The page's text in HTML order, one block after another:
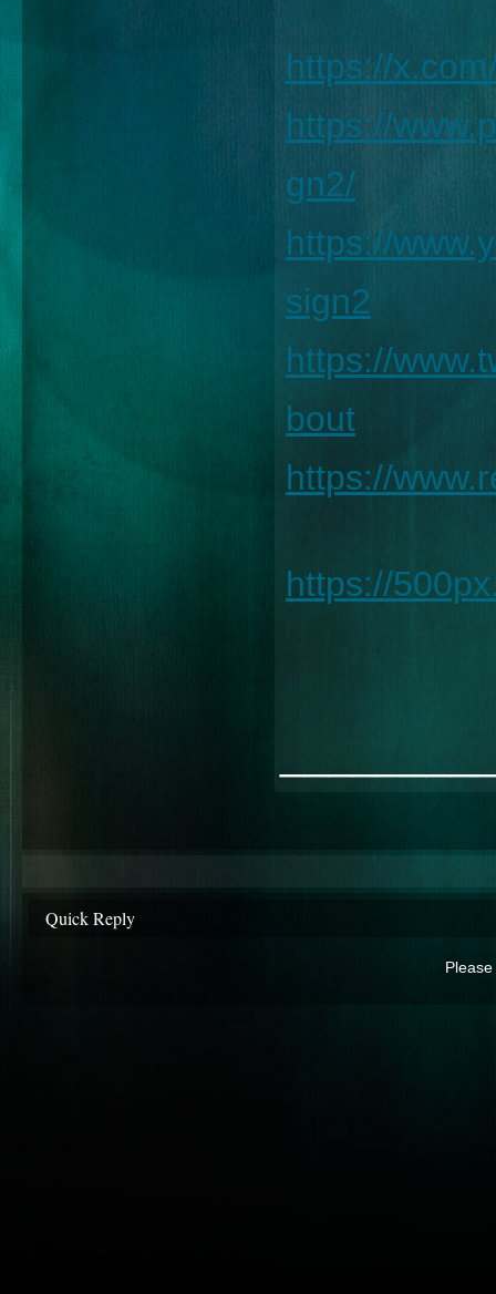
https://
https://
gn2/
https://
sign2
https://
bout
https://
https://
Quick Reply